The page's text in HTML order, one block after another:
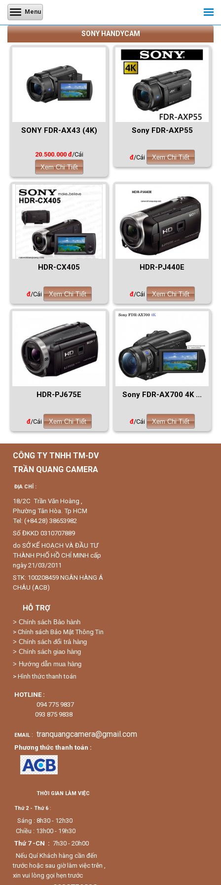
Menu
SONY HANDYCAM
SONY FDR-AX43 (4K)
20.500.000 đ/Cái
Xem Chi Tiết
Sony FDR-AXP55
đ/Cái Xem Chi Tiết
HDR-CX405
đ/Cái Xem Chi Tiết
HDR-PJ440E
đ/Cái Xem Chi Tiết
HDR-PJ675E
đ/Cái Xem Chi Tiết
Sony FDR-AX700 4K ...
đ/Cái Xem Chi Tiết
CÔNG TY TNHH TM-DV
TRẦN QUANG CAMERA
ĐỊA CHỈ :
18/2C Trần Văn Hoàng ,
Phường Tân Hòa. Tp HCM
Tel: (+84.28) 38653982
Số ĐKKD 0310707889
do SỞ KẾ HOẠCH VÀ ĐẦU TƯ
THÀNH PHỐ HỒ CHÍ MINH cấp
ngày 21/03/2011
STK: 100208459 NGÂN HÀNG Á
CHÂU (ACB)
HỖ TRỢ
> Chính sách Bảo hành
> Chính sách Bảo Mật Thông Tin
> Chính sách đổi trả hàng
> Chính sách giao hàng
> Hướng dẫn mua hàng
> Hình thức thanh toán
HOTLINE :
094 775 9837
093 875 9838
EMAIL : tranquangcamera@gmail.com
Phương thức thanh toán :
THỜI GIAN LÀM VIỆC
Thứ 2 - Thứ 6 :
Sáng : 8h30 - 12h30
Chiều : 13h00 - 19h30
Thứ 7 -CN : 7h30 - 20h00
Nếu Quí Khách hàng cần đến
trước hoặc sau giờ làm việc trên ,
xin vui lòng gọi hẹn trước